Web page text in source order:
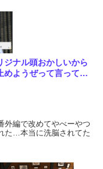
ジナル頭おかしいから
めようぜって言ってく
外編で改めてやべーやつ
た…本当に洗脳されてた